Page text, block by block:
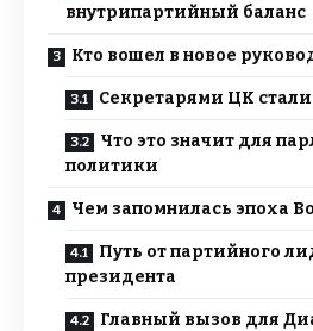
внутрипартийный баланс
Кто вошел в новое
Секретарями ЦК
Что это значит для
политики
Чем запомнилась эпоха
Путь от партийного
президента
Главный вызов для